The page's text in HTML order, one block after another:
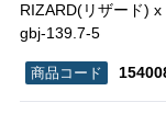
RIZARD(リザード)
gbj-139.7-5